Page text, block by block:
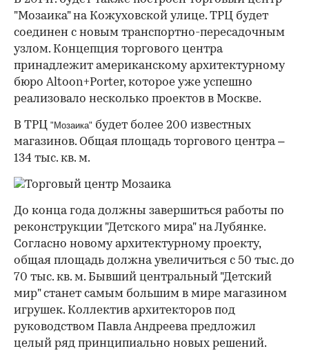
"Мозаика" на Кожуховской улице. ТРЦ будет
соединен с новым транспортно-пересадочным
узлом. Концепция торгового центра
принадлежит американскому архитектурному
бюро Altoon+Porter, которое уже успешно
реализовало несколько проектов в Москве.
В ТРЦ "Мозаика" будет более 200 известных
магазинов. Общая площадь торгового центра –
134 тыс. кв. м.
До конца года должны завершиться работы по
реконструкции "Детского мира" на Лубянке.
Согласно новому архитектурному проекту,
общая площадь должна увеличиться с 50 тыс. до
70 тыс. кв. м. Бывший центральный "Детский
мир" станет самым большим в мире магазином
игрушек. Коллектив архитекторов под
руководством Павла Андреева предложил
целый ряд принципиально новых решений.